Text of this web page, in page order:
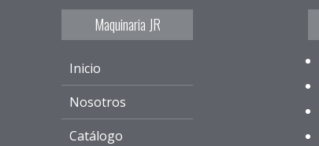
Maquinaria JR
Inicio
Nosotros
Catálogo